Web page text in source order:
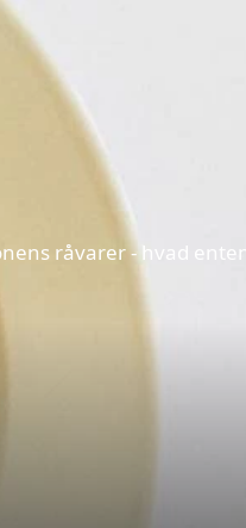
råvarer - hvad